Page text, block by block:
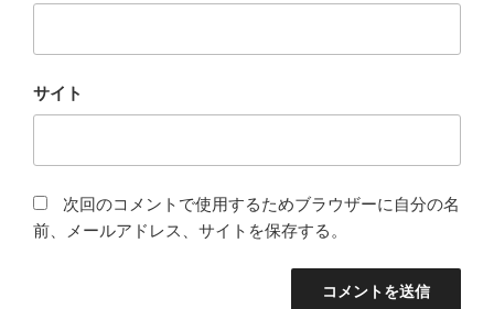
サイト
次回のコメントで使用するためブラウザーに自分の名
前、メールアドレス、サイトを保存する。